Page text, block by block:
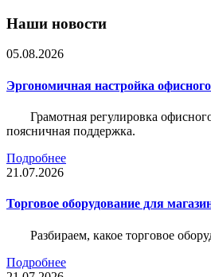
Наши новости
05.08.2026
Эргономичная настройка
Грамотная регулировка
поясничная поддержка.
Подробнее
21.07.2026
Торговое оборудование для
Разбираем, какое торговое
Подробнее